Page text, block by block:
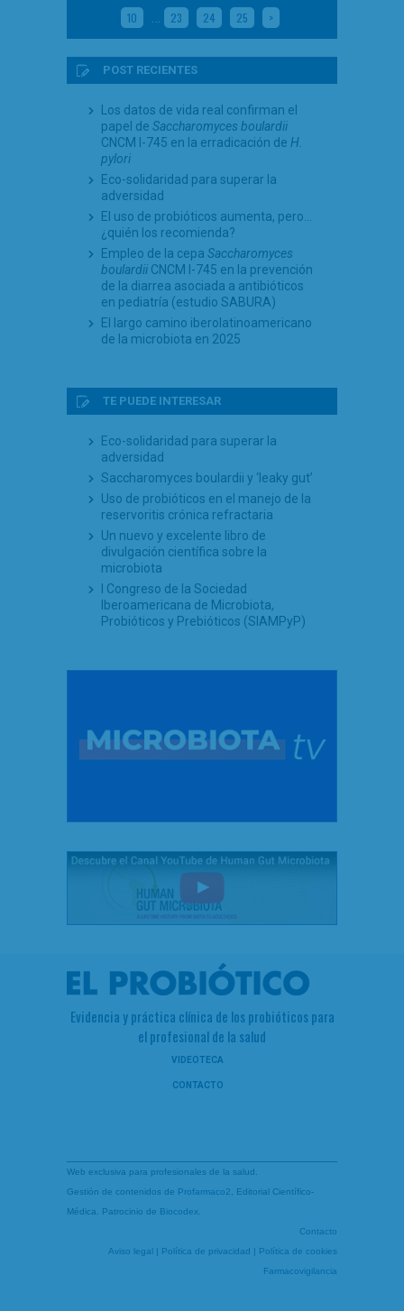
10 … 23 24 25 >
POST RECIENTES
Los datos de vida real confirman el
papel de Saccharomyces boulardii
CNCM I-745 en la erradicación de H.
pylori
Eco-solidaridad para superar la
adversidad
El uso de probióticos aumenta, pero…
¿quién los recomienda?
Empleo de la cepa Saccharomyces
boulardii CNCM I-745 en la prevención
de la diarrea asociada a antibióticos
en pediatría (estudio SABURA)
El largo camino iberolatinoamericano
de la microbiota en 2025
TE PUEDE INTERESAR
Eco-solidaridad para superar la
adversidad
Saccharomyces boulardii y ‘leaky gut’
Uso de probióticos en el manejo de la
reservoritis crónica refractaria
Un nuevo y excelente libro de
divulgación científica sobre la
microbiota
I Congreso de la Sociedad
Iberoamericana de Microbiota,
Probióticos y Prebióticos (SIAMPyP)
Evidencia y práctica clínica de los probióticos para
el profesional de la salud
VIDEOTECA
CONTACTO
Web exclusiva para profesionales de la salud.
Gestión de contenidos de Profarmaco2 , Editorial Científico-
Médica. Patrocinio de Biocodex
Contacto
Aviso legal | Política de privacidad | Política de cookies
Farmacovigilancia